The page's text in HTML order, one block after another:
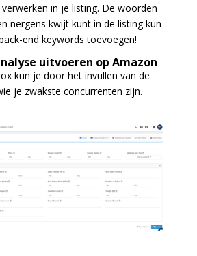
in je listing. De woorden
nergens kwijt kunt in de listing kun
end keywords toevoegen!
uitvoeren op Amazon
kun je door het invullen van de
je zwakste concurrenten zijn.